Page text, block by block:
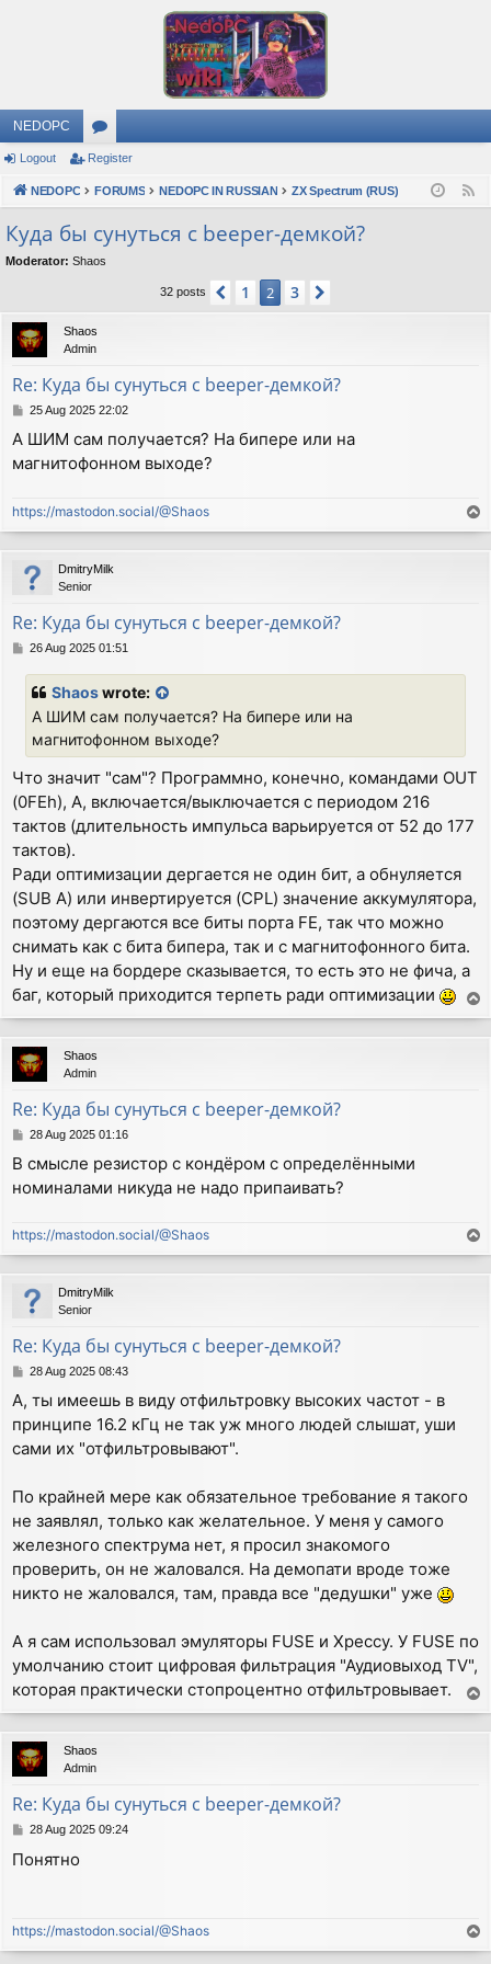
NEDOPC
or
u
s
Logout Register
NEDOPC FORUMS NEDOPC IN RUSSIAN ZX Spectrum (RUS)
Куда бы сунуться с beeper-демкой?
Moderator: Shaos
32 posts Previous
1 2 3
Shaos
Admin
Re: Куда бы сунуться с beeper-демкой?
P
s
t
25 Aug 2025 22:02
А ШИМ сам получается? На бипере или на
магнитофонном выходе?
https://mastodon.social/@Shaos
o
p
DmitryMilk
Senior
Re: Куда бы сунуться с beeper-демкой?
P26 Aug 2025 01:51
Shaoswrote:
А ШИМ сам получается? На бипере или на
магнитофонном выходе?
Что значит "сам"? Программно, конечно, командами OUT
(0FEh), A, включается/выключается с периодом 216
тактов (длительность импульса варьируется от 52 до 177
тактов).
Ради оптимизации дергается не один бит, а обнуляется
(SUB A) или инвертируется (CPL) значение аккумулятора,
поэтому дергаются все биты порта FE, так что можно
снимать как с бита бипера, так и с магнитофонного бита.
Ну и еще на бордере сказывается, то есть это не фича, а
баг, который приходится терпеть ради оптимизации
o
p
Shaos
Admin
Re: Куда бы сунуться с beeper-демкой?
P
s
t
28 Aug 2025 01:16
В смысле резистор с кондёром с определёнными
номиналами никуда не надо припаивать?
https://mastodon.social/@Shaos
o
p
DmitryMilk
Senior
Re: Куда бы сунуться с beeper-демкой?
P
s
t
28 Aug 2025 08:43
А, ты имеешь в виду отфильтровку высоких частот - в
принципе 16.2 кГц не так уж много людей слышат, уши
сами их "отфильтровывают".
По крайней мере как обязательное требование я такого
не заявлял, только как желательное. У меня у самого
железного спектрума нет, я просил знакомого
проверить, он не жаловался. На демопати вроде тоже
никто не жаловался, там, правда все "дедушки" уже
А я сам использовал эмуляторы FUSE и Xpeccy. У FUSE по
умолчанию стоит цифровая фильтрация "Аудиовыход TV",
которая практически стопроцентно отфильтровывает.
o
p
Shaos
Admin
Re: Куда бы сунуться с beeper-демкой?
P
s
28 Aug 2025 09:24
Понятно
https://mastodon.social/@Shaos
o